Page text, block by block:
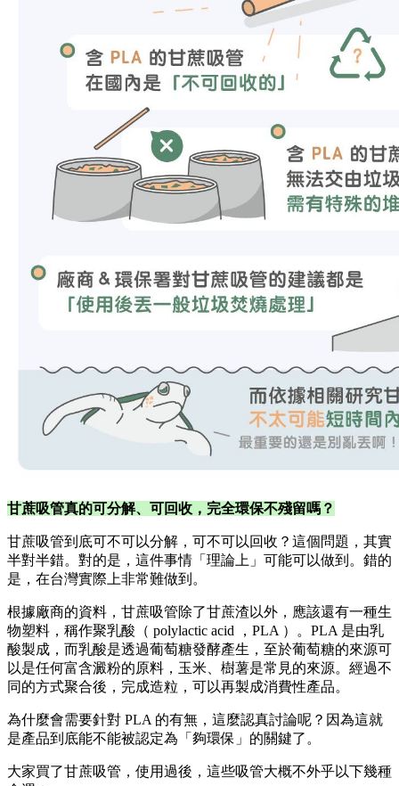
甘蔗吸管真的可分解、可回收，完全環保不殘留嗎？
甘蔗吸管到底可不可以分解，可不可以回收？這個問題，其實
半對半錯。對的是，這件事情「理論上」可能可以做到。錯的
是，在台灣實際上非常難做到。
根據廠商的資料，甘蔗吸管除了甘蔗渣以外，應該還有一種生
物塑料，稱作聚乳酸（ polylactic acid ，PLA ）。PLA 是由乳
酸製成，而乳酸是透過葡萄糖發酵產生，至於葡萄糖的來源可
以是任何富含澱粉的原料，玉米、樹薯是常見的來源。經過不
同的方式聚合後，完成造粒，可以再製成消費性產品。
為什麼會需要針對 PLA 的有無，這麼認真討論呢？因為這就
是產品到底能不能被認定為「夠環保」的關鍵了。
大家買了甘蔗吸管，使用過後，這些吸管大概不外乎以下幾種